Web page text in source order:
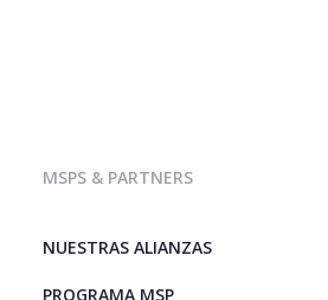
MSPS & PARTNERS
NUESTRAS ALIANZAS
PROGRAMA MSP